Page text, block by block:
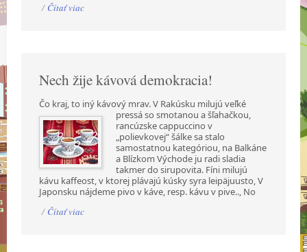
/ Čítať viac
Nech žije kávová demokracia!
Čo kraj, to iný kávový mrav. V Rakúsku milujú veľké
pressá so smotanou a šľahačkou,
rancúzske cappuccino v
„polievkovej“ šálke sa stalo
samostatnou kategóriou, na Balkáne
a Blízkom Východe ju radi sladia
takmer do sirupovita. Fíni milujú
kávu kaffeost, v ktorej plávajú kúsky syra leipäjuusto, V
Japonsku nájdeme pivo v káve, resp. kávu v pive.., No
/ Čítať viac